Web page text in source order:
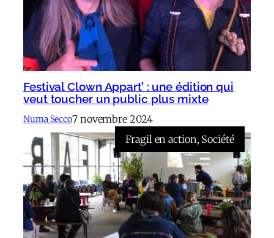
Festival Clown Appart’ : une édition qui
veut toucher un public plus mixte
Numa Secco7 novembre 2024
Fragil en action, Société